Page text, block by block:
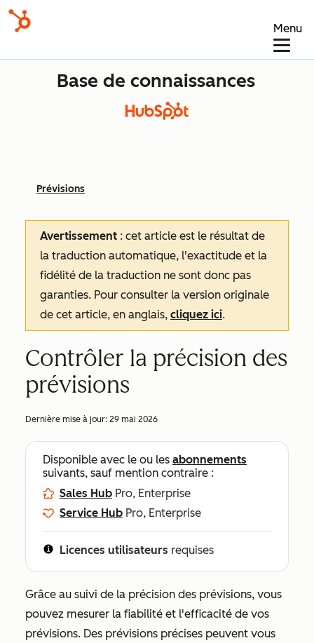
Menu
Base de connaissances
Prévisions
Avertissement : cet article est le résultat de
la traduction automatique, l'exactitude et la
fidélité de la traduction ne sont donc pas
garanties. Pour consulter la version originale
de cet article, en anglais, cliquez ici.
Contrôler la précision des
prévisions
Dernière mise à jour: 29 mai 2026
Disponible avec le ou les abonnements
suivants, sauf mention contraire :
Sales Hub Pro, Enterprise
Service Hub Pro, Enterprise
Licences utilisateurs requises
Grâce au suivi de la précision des prévisions, vous
pouvez mesurer la fiabilité et l'efficacité de vos
prévisions. Des prévisions précises peuvent vous